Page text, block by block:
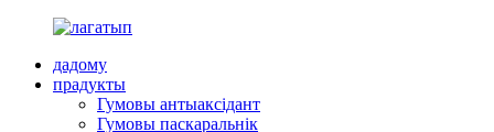
дадому
прадукты
Гумовы антыаксідант
Гумовы паскаральнік